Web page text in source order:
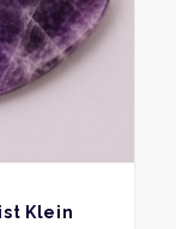
Klein